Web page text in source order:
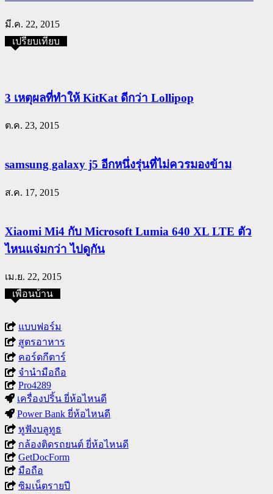
มี.ค. 22, 2015
เปรียบเทียบ
3 เหตุผลที่ทำให้ KitKat ดีกว่า Lollipop
ต.ค. 23, 2015
samsung galaxy j5 อีกหนึ่งรุ่นที่ไม่ควรมองข้าม
ส.ค. 17, 2015
Xiaomi Mi4 กับ Microsoft Lumia 640 XL LTE ตัว
ไหนแจ่มกว่า ไปดูกัน
เม.ย. 22, 2015
เพื่อนบ้าน
แบบฟอร์ม
สูตรอาหาร
คอร์ดกีตาร์
จำนำมือถือ
Pro4289
เครื่องปริ้น ยี่ห้อไหนดี
Power Bank ยี่ห้อไหนดี
หูฟังบลูทูธ
กล้องติดรถยนต์ ยี่ห้อไหนดี
GetDocForm
มือถือ
ซิมเน็ตรายปี